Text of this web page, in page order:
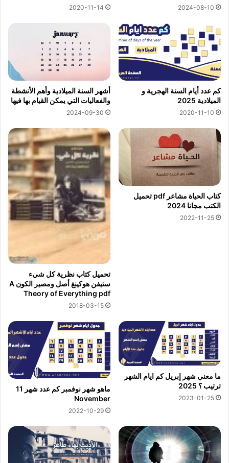
2024-08-10
2020-11-14
كم عدد أيام السنة الهجرية و
الميلادية 2025
2020-11-10
أشهر السنة الميلادية وأهم الأنشطة
والفعاليات التي يمكن القيام بها فيها
2024-09-30
كتاب الحياة مشاعر pdf تحميل
الكتب مجانا 2024
2022-11-25
تحميل كتاب نظرية كل شيء
ستيفن هوكينغ أصل ومصير الكون A
Theory of Everything pdf
2018-03-15
ما معني شهر إبريل كم ايام الشهر
ترتيب ؟ 2025
2023-01-25
ماهو شهر نوفمبر كم عدد شهر 11
November
2022-10-29